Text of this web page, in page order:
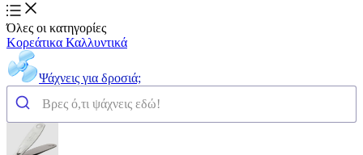
Όλες οι κατηγορίες
Κορεάτικα Καλλυντικά
Ψάχνεις για δροσιά;